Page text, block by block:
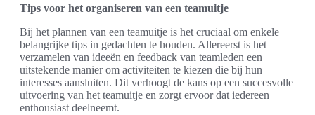
Tips voor het organiseren van een teamuitje
Bij het plannen van een teamuitje is het cruciaal om enkele
belangrijke tips in gedachten te houden. Allereerst is het
verzamelen van ideeën en feedback van teamleden een
uitstekende manier om activiteiten te kiezen die bij hun
interesses aansluiten. Dit verhoogt de kans op een succesvolle
uitvoering van het teamuitje en zorgt ervoor dat iedereen
enthousiast deelneemt.